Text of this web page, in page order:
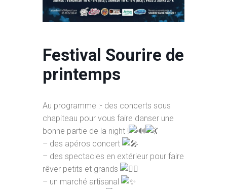
Festival Sourire de
printemps
Au programme :- des concerts sous
chapiteau pour vous faire danser une
bonne partie de la night !
– des apéros concert
– des spectacles en extérieur pour faire
rêver petits et grands
– un marché artisanal